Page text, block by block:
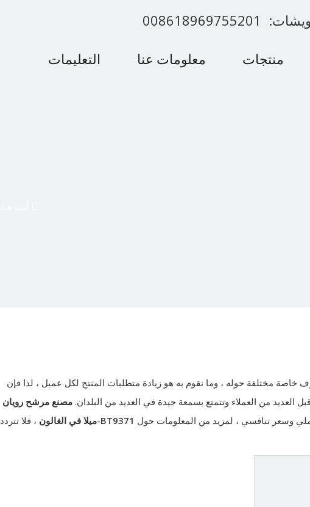
منتجات معلومات عنا
التعليمات
مختلفة حوله ، وما نقوم به هو زيادة متطلبات المنتج لكل عميل ، لذا فإن
من العملاء وتتمتع بسمعة جيدة في العديد من البلدان. مصنع مرشح رويان
وسعر تنافسي ، لمزيد من المعلومات حول BT9371-ميلا في الغالون
، فلا تتردد